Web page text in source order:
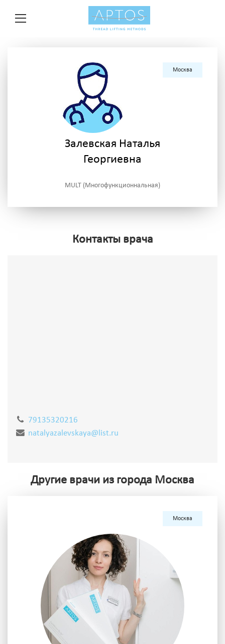
Москва
Залевская Наталья
Георгиевна
MULT (Многофункционнальная)
Контакты врача
79135320216
natalyazalevskaya@list.ru
Другие врачи из города Москва
Москва